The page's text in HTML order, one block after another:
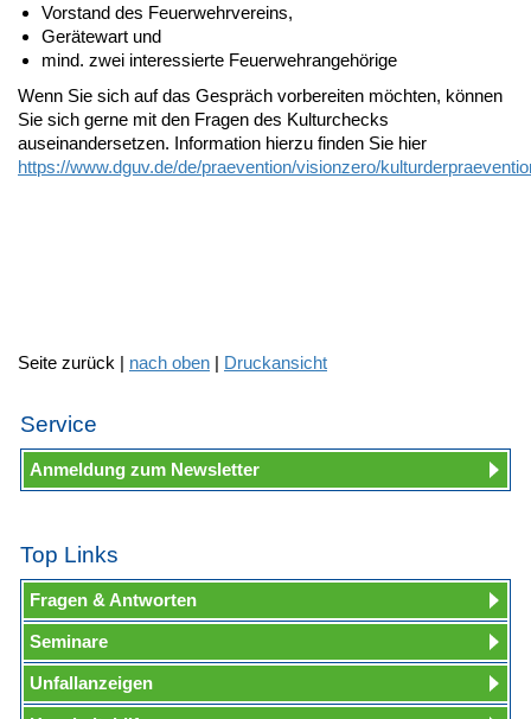
Vorstand des Feuerwehrvereins,
Gerätewart und
mind. zwei interessierte Feuerwehrangehörige
Wenn Sie sich auf das Gespräch vorbereiten möchten, können
Sie sich gerne mit den Fragen des Kulturchecks
auseinandersetzen. Information hierzu finden Sie hier
https://www.dguv.de/de/praevention/visionzero/
Seite zurück | nach oben | Druckansicht
Service
Anmeldung zum Newsletter
Top Links
Fragen & Antworten
Seminare
Unfallanzeigen